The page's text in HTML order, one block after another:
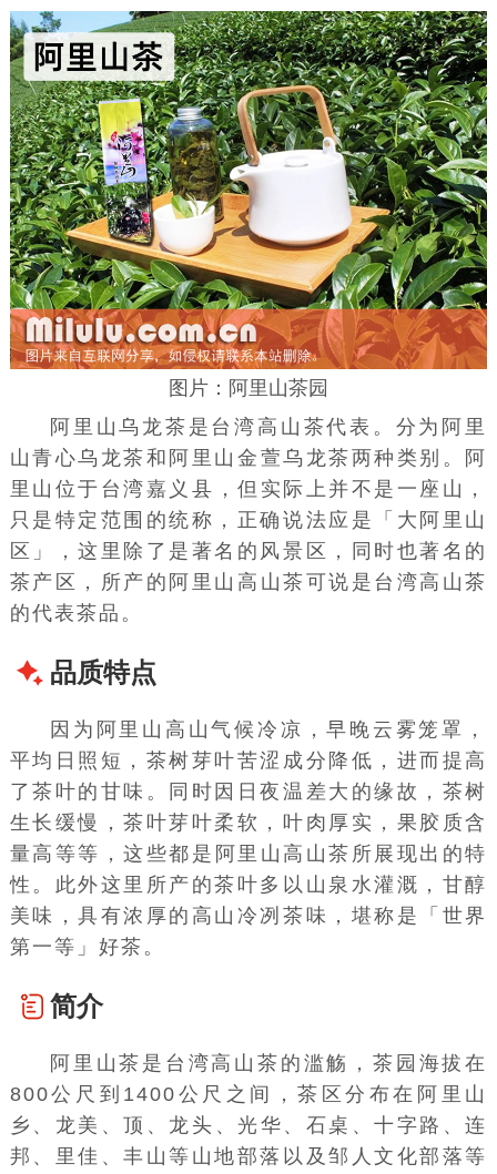
图片：阿里山茶园
阿里山乌龙茶是 台湾高山茶代表。分为阿里
山青心乌龙茶和阿里山 金萱乌龙茶两种类别。 阿
里山 位于台湾嘉义县 ，但实际上并不是一座山，
只是特定范围的统称，正确说法应是「大阿里山
区」，这里除了是著名的风景区，同时也著名的
茶产区，所产的 阿里山高山茶可说是台湾高山茶
的代表茶品。
品质特点
因为 阿里山 高山气候冷凉，早晚云雾笼罩，
平均日照短，茶树芽叶苦涩成分降低，进而提高
了茶叶的甘味。同时因日夜温差大的缘故，茶树
生长缓慢，茶叶芽叶柔软，叶肉厚实， 果胶质含
量高等等，这些都是 阿里山高山茶 所展现出的特
性。此外这里所产的茶叶多以山泉水灌溉，甘醇
美味，具有浓厚的高山冷冽茶味，堪称是「世界
第一等」好茶。
简介
阿里山茶 是 台湾高山茶 的滥觞，茶园海拔在
800公尺到1400公尺之间，茶区分布在 阿里山
乡 、龙美、顶、龙头、光华、石桌、十字路、连
邦、里佳、丰山等山地部落以及邹人文化部落等